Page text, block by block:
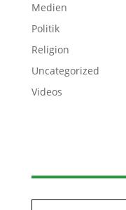
Medien
Politik
Religion
Uncategorized
Videos